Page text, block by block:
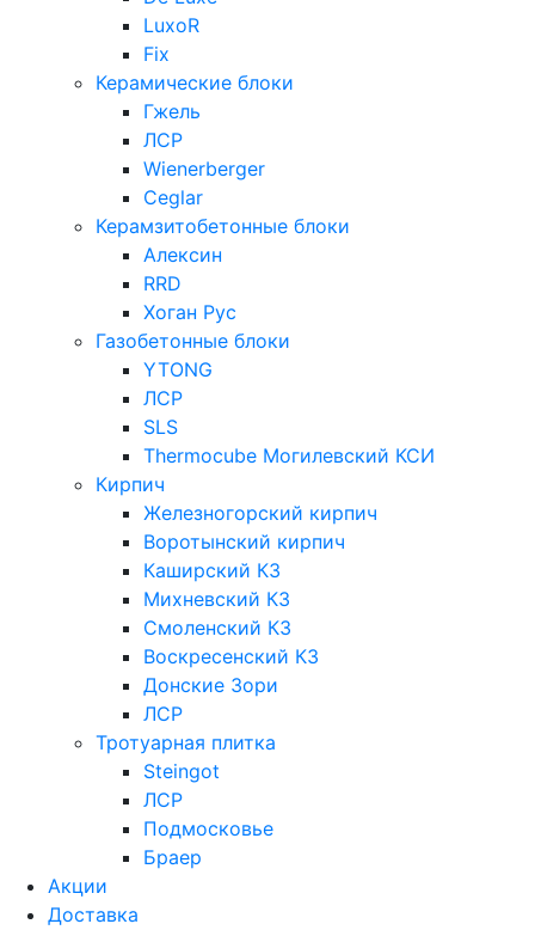
LuxoR
Fix
Керамические блоки
Гжель
ЛСР
Wienerberger
Ceglar
Керамзитобетонные блоки
Алексин
RRD
Хоган Рус
Газобетонные блоки
YTONG
ЛСР
SLS
Thermocube Могилевский КСИ
Кирпич
Железногорский кирпич
Воротынский кирпич
Каширский КЗ
Михневский КЗ
Смоленский КЗ
Воскресенский КЗ
Донские Зори
ЛСР
Тротуарная плитка
Steingot
ЛСР
Подмосковье
Браер
Акции
Доставка